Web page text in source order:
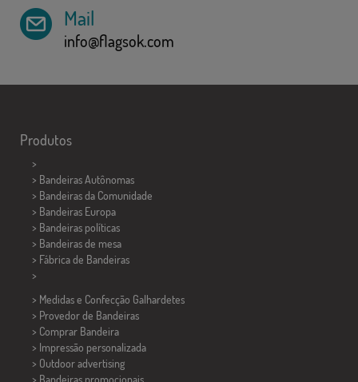
Mail
info@flagsok.com
Produtos
>
> Bandeiras Autônomas
> Bandeiras da Comunidade
> Bandeiras Europa
> Bandeiras políticas
> Bandeiras de mesa
> Fábrica de Bandeiras
>
> Medidas e Confecção Galhardetes
> Provedor de Bandeiras
> Comprar Bandeira
> Impressão personalizada
> Outdoor advertising
> Bandeiras promocionais